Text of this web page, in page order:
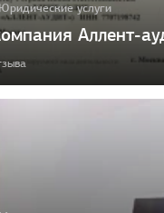
услуги
Аллент-